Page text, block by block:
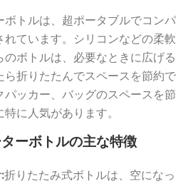
トルは、超ポータブルでコンパ
ています。シリコンなどの柔軟
ボトルは、必要なときに広げる
ら折りたたんでスペースを節約で
ッカー、バッグのスペースを節
に人気があります。
ーボトルの主な特徴
折りたたみ式ボトルは、空になっ